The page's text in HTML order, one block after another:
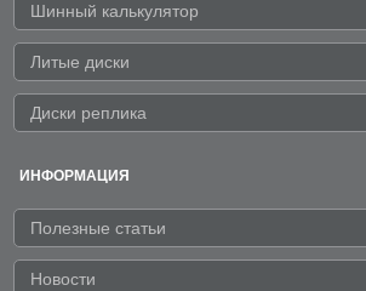
Шинный калькулятор
Литые диски
Диски реплика
ИНФОРМАЦИЯ
Полезные статьи
Новости